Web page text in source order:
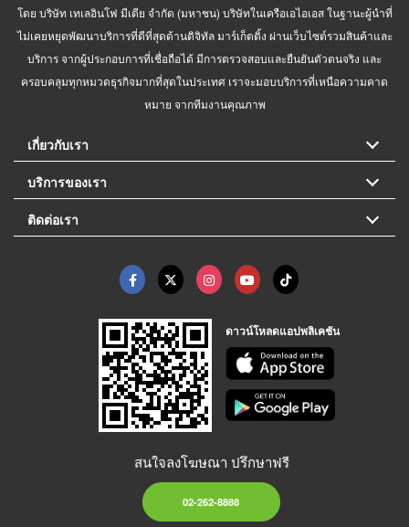
โดย บริษัท เทเลอินโฟ มีเดีย จำกัด (มหาชน) บริษัทในเครือเอไอเอส ในฐานะผู้นำที่
ไม่เคยหยุดพัฒนาบริการที่ดีที่สุดด้านดิจิทัล มาร์เก็ตติ้ง ผ่านเว็บไซต์รวมสินค้าและ
บริการ จากผู้ประกอบการที่เชื่อถือได้ มีการตรวจสอบและยืนยันตัวตนจริง และ
ครอบคลุมทุกหมวดธุรกิจมากที่สุดในประเทศ เราจะมอบบริการที่เหนือความคาด
หมาย จากทีมงานคุณภาพ
เกี่ยวกับเรา
บริการของเรา
ติดต่อเรา
ดาวน์โหลดแอปพลิเคชัน
สนใจลงโฆษณา ปรึกษาฟรี
02-262-8888